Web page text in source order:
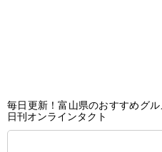
毎日更新！富山県のおすすめグ
日刊オンラインタクト